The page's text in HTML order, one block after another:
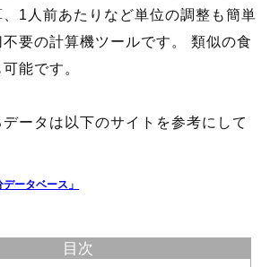
1人前あたりなど単位の調整も簡単
要の計算機ツールです。 類似の食
能です。
ータは以下のサイトを参考にして
ータベース」
目次